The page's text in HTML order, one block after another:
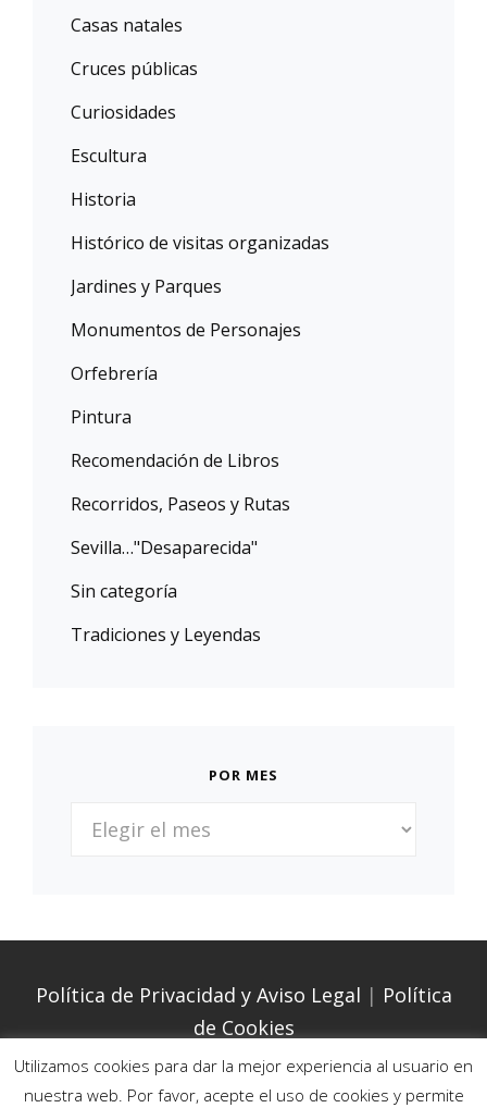
Casas natales
Cruces públicas
Curiosidades
Escultura
Historia
Histórico de visitas organizadas
Jardines y Parques
Monumentos de Personajes
Orfebrería
Pintura
Recomendación de Libros
Recorridos, Paseos y Rutas
Sevilla…"Desaparecida"
Sin categoría
Tradiciones y Leyendas
POR MES
Política de Privacidad y Aviso Legal | Política
de Cookies
Utilizamos cookies para dar la mejor experiencia al usuario en
nuestra web. Por favor, acepte el uso de cookies y permite